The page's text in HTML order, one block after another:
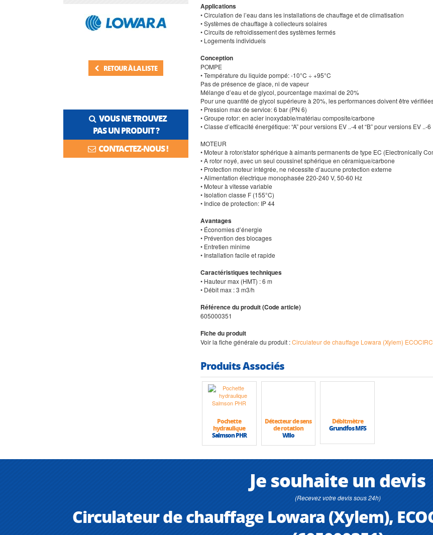
RETOUR À LA LISTE
VOUS NE TROUVEZ
PAS UN PRODUIT ?
CONTACTEZ-NOUS !
Applications
• Circulation de l’eau dans les installations de chauffage et de climatisation
• Systèmes de chauffage à collecteurs solaires
• Circuits de refroidissement des systèmes fermés
• Logements individuels
Conception
POMPE
• Température du liquide pompé: -10°C ÷ +95°C
Pas de présence de glace, ni de vapeur
Mélange d’eau et de glycol, pourcentage maximal de 20%
Pour une quantité de glycol supérieure à 20%, les performances doivent être
• Pression max de service: 6 bar (PN 6)
• Groupe rotor: en acier inoxydable/matériau composite/carbone
• Classe d’efficacité énergétique: “A” pour versions EV ..-4 et “B” pour versions EV ..-6
MOTEUR
• Moteur à rotor/stator sphérique à aimants permanents de type EC (Electronically
• A rotor noyé, avec un seul coussinet sphérique en céramique/carbone
• Protection moteur intégrée, ne nécessite d’aucune protection externe
• Alimentation électrique monophasée 220-240 V, 50-60 Hz
• Moteur à vitesse variable
• Isolation classe F (155°C)
• Indice de protection: IP 44
Avantages
• Économies d’énergie
• Prévention des blocages
• Entretien minime
• Installation facile et rapide
Caractéristiques techniques
• Hauteur max (HMT) : 6 m
• Débit max : 3 m3/h
Référence du produit (Code article)
605000351
Fiche du produit
Voir la fiche générale du produit :Circulateur de chauffage Lowara (Xylem)
Produits Associés
Pochette
hydraulique
Salmson PHR
Détecteur de sens
de rotation
Wilo
Débitmètre
Grundfos MFS
Je souhaite un devis
(Recevez votre devis sous 24h)
Circulateur de chauffage Lowara (Xylem),